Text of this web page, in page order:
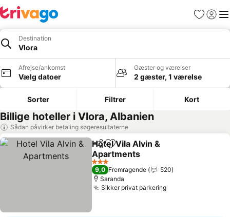
Favoritter
Log ind
Destination
Vlora
Afrejse/ankomst
Vælg datoer
Gæster og værelser
2 gæster, 1 værelse
Sorter Filtrer Kort
Billige hoteller i Vlora, Albanien
Sådan påvirker betaling søgeresultaterne
Del Føj til favoritter
Hotel Vila Alvin &
Apartments
3 Stjerner
9,0 Fremragende
520
Saranda
Sikker privat parkering